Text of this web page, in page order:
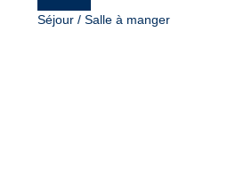
Séjour / Salle à manger